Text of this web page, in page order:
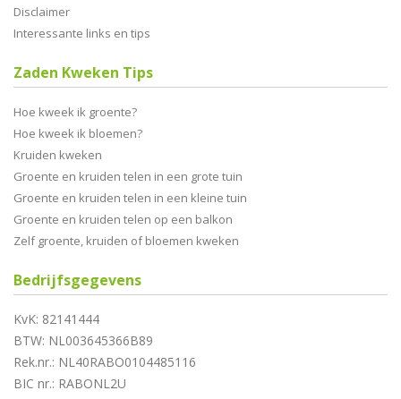
Disclaimer
Interessante links en tips
Zaden Kweken Tips
Hoe kweek ik groente?
Hoe kweek ik bloemen?
Kruiden kweken
Groente en kruiden telen in een grote tuin
Groente en kruiden telen in een kleine tuin
Groente en kruiden telen op een balkon
Zelf groente, kruiden of bloemen kweken
Bedrijfsgegevens
KvK: 82141444
BTW: NL003645366B89
Rek.nr.: NL40RABO0104485116
BIC nr.: RABONL2U